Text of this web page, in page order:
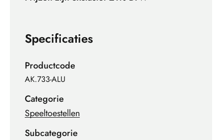
Specificaties
Productcode
AK.733-ALU
Categorie
Speeltoestellen
Subcategorie